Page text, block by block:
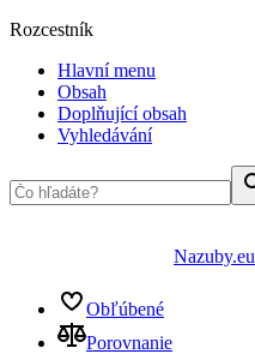
Rozcestník
Hlavní menu
Obsah
Doplňující obsah
Vyhledávání
Nazuby.eu
Obľúbené
Porovnanie